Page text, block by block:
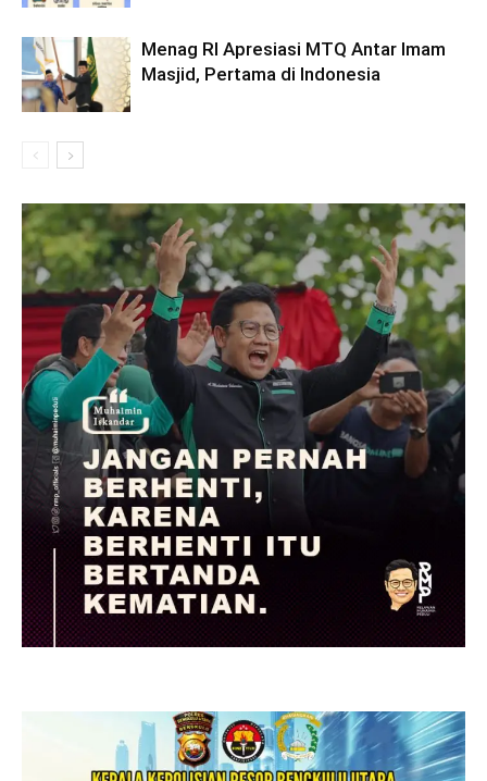
Menag RI Apresiasi MTQ Antar Imam
Masjid, Pertama di Indonesia